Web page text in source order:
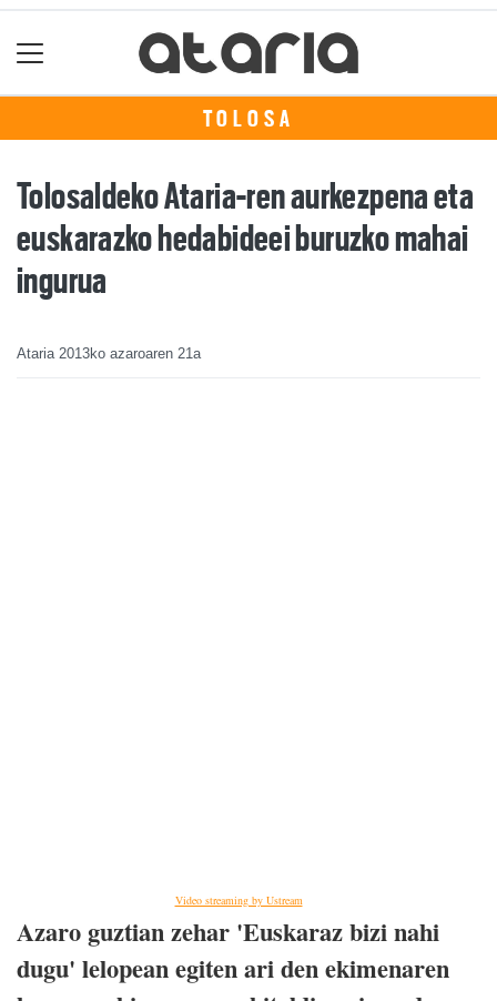
TOLOSA
Tolosaldeko Ataria-ren aurkezpena eta
euskarazko hedabideei buruzko mahai
ingurua
Ataria 2013ko azaroaren 21a
Video streaming by Ustream
Azaro guztian zehar 'Euskaraz bizi nahi
dugu' lelopean egiten ari den ekimenaren